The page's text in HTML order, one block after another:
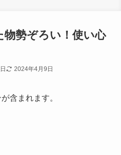
物勢ぞろい！使い心
2024年4月9日
含まれます。